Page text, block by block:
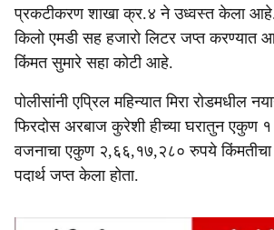
प्रकटीकरण शाखा क्र.४ ने उध्वस्त केला आहे.
किलो एमडी सह हजारो लिटर जप्त करण्यात
किंमत सुमारे सहा कोटी आहे.
पोलीसांनी एप्रिल महिन्यात मिरा रोडमधील
फिरदोस अरबाज कुरेशी हीच्या घरातुन एकुण
वजनाचा एकुण २,६६,१७,२८० रुपये किंमतीचा
पदार्थ जप्त केला होता.